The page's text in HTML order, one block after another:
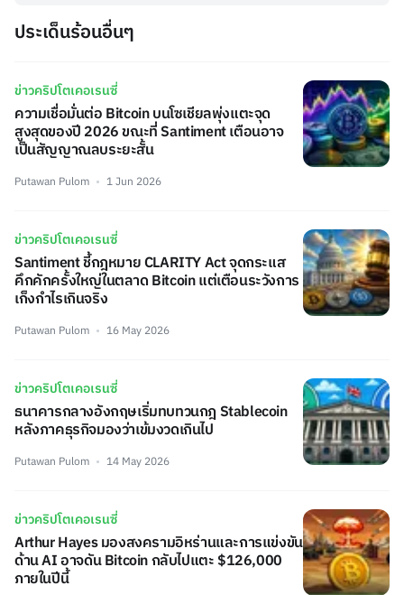
ประเด็นร้อนอื่นๆ
ข่าวคริปโตเคอเรนซี่
ความเชื่อมั่นต่อ Bitcoin บนโซเชียลพุ่งแตะจุด
สูงสุดของปี 2026 ขณะที่ Santiment เตือนอาจ
เป็นสัญญาณลบระยะสั้น
Putawan Pulom 1 Jun 2026
ข่าวคริปโตเคอเรนซี่
Santiment ชี้กฎหมาย CLARITY Act จุดกระแส
คึกคักครั้งใหญ่ในตลาด Bitcoin แต่เตือนระวังการ
เก็งกำไรเกินจริง
Putawan Pulom 16 May 2026
ข่าวคริปโตเคอเรนซี่
ธนาคารกลางอังกฤษเริ่มทบทวนกฎ Stablecoin
หลังภาคธุรกิจมองว่าเข้มงวดเกินไป
Putawan Pulom 14 May 2026
ข่าวคริปโตเคอเรนซี่
Arthur Hayes มองสงครามอิหร่านและการแข่งขัน
ด้าน AI อาจดัน Bitcoin กลับไปแตะ $126,000
ภายในปีนี้